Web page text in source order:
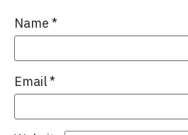
Name *
Email*